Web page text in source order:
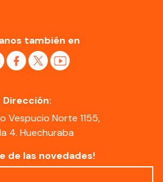
también en
Dirección:
Vespucio Norte 1155,
4. Huechuraba
de las novedades!